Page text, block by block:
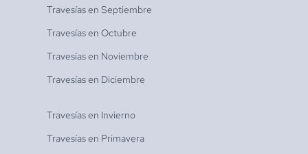
Travesías en Septiembre
Travesías en Octubre
Travesías en Noviembre
Travesías en Diciembre
Travesías en Invierno
Travesías en Primavera